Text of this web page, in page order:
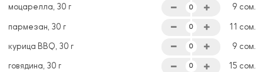
моцарелла, 30 г 9 сом.
пармезан, 30 г 11 сом.
курица BBQ, 30 г 9 сом.
говядина, 30 г 15 сом.